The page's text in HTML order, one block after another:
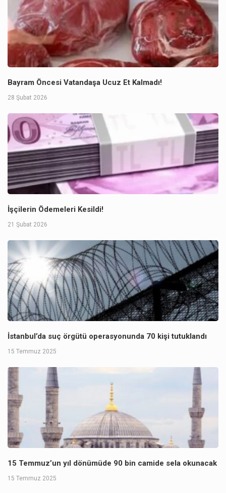
Bayram Öncesi Vatandaşa Ucuz Et Kalmadı!
28 Şubat 2026
İşçilerin Ödemeleri Kesildi!
21 Şubat 2026
İstanbul’da suç örgütü operasyonunda 70 kişi tutuklandı
15 Temmuz 2025
15 Temmuz’un yıl dönümüde 90 bin camide sela okunacak
15 Temmuz 2025